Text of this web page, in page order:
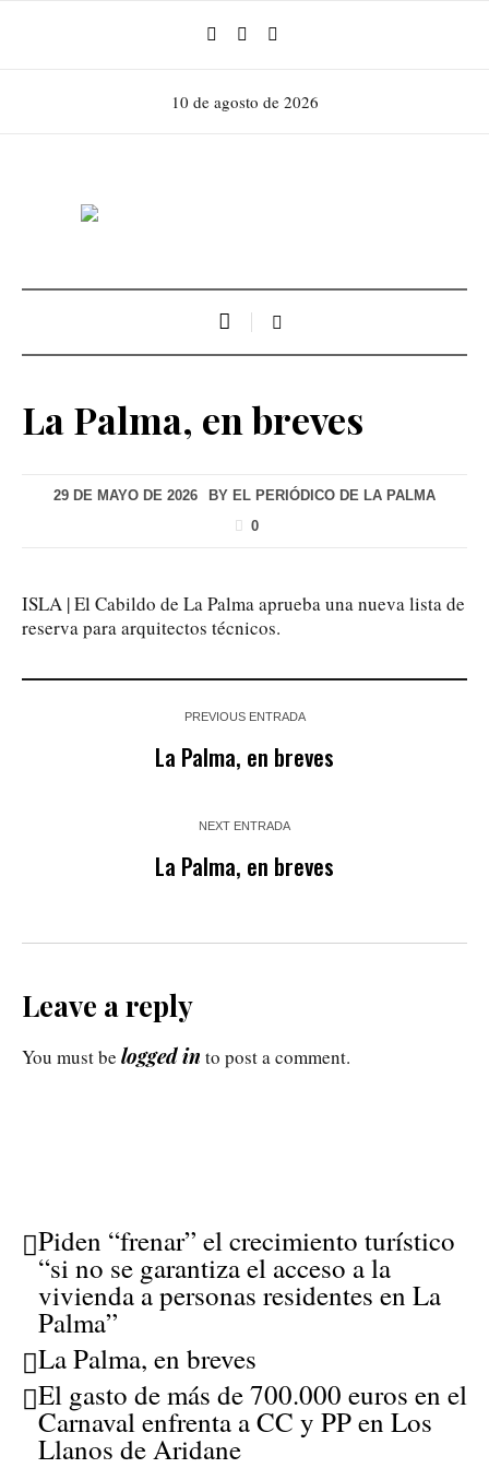
10 de agosto de 2026
La Palma, en breves
29 DE MAYO DE 2026 BY EL PERIÓDICO DE LA PALMA
0
ISLA | El Cabildo de La Palma aprueba una nueva lista de
reserva para arquitectos técnicos.
PREVIOUS ENTRADA
La Palma, en breves
NEXT ENTRADA
La Palma, en breves
Leave a reply
You must be logged in to post a comment.
Piden “frenar” el crecimiento turístico
“si no se garantiza el acceso a la
vivienda a personas residentes en La
Palma”
La Palma, en breves
El gasto de más de 700.000 euros en el
Carnaval enfrenta a CC y PP en Los
Llanos de Aridane